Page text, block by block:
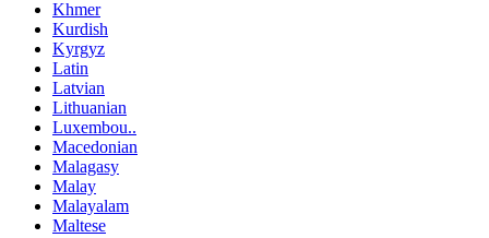
Khmer
Kurdish
Kyrgyz
Latin
Latvian
Lithuanian
Luxembou..
Macedonian
Malagasy
Malay
Malayalam
Maltese